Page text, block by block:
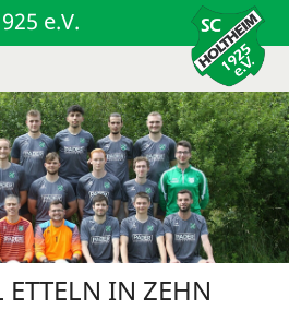
e.V.
ETTELN IN ZEHN